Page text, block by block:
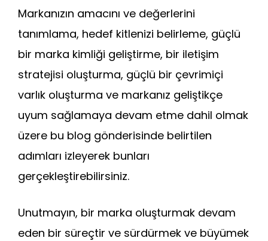
Markanızın amacını ve değerlerini
tanımlama, hedef kitlenizi belirleme, güçlü
bir marka kimliği geliştirme, bir iletişim
stratejisi oluşturma, güçlü bir çevrimiçi
varlık oluşturma ve markanız geliştikçe
uyum sağlamaya devam etme dahil olmak
üzere bu blog gönderisinde belirtilen
adımları izleyerek bunları
gerçekleştirebilirsiniz.
Unutmayın, bir marka oluşturmak devam
eden bir süreçtir ve sürdürmek ve büyümek